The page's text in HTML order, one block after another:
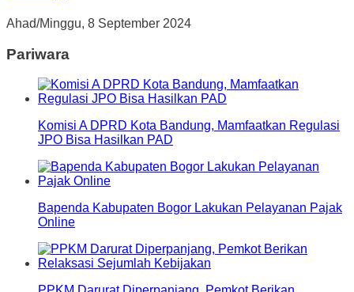
Ahad/Minggu, 8 September 2024
Pariwara
Komisi A DPRD Kota Bandung, Mamfaatkan Regulasi
JPO Bisa Hasilkan PAD
Bapenda Kabupaten Bogor Lakukan Pelayanan Pajak
Online